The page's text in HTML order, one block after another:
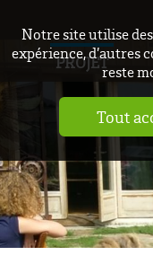
Notre site utilise
expérience, d’autres
reste
Tout
PROJET